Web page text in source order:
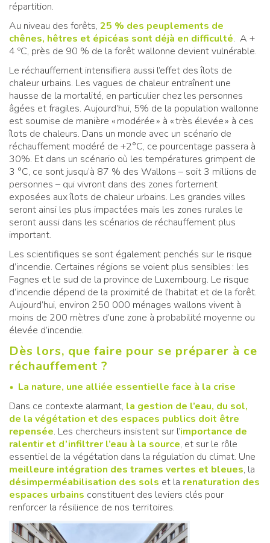
répartition.
Au niveau des forêts, 25 % des peuplements de
chênes, hêtres et épicéas sont déjà en difficulté. A +
4 ºC, près de 90 % de la forêt wallonne devient vulnérable.
Le réchauffement intensifiera aussi l’effet des îlots de
chaleur urbains. Les vagues de chaleur entraînent une
hausse de la mortalité, en particulier chez les personnes
âgées et fragiles. Aujourd’hui, 5% de la population wallonne
est soumise de manière « modérée » à « très élevée » à ces
îlots de chaleurs. Dans un monde avec un scénario de
réchauffement modéré de +2°C, ce pourcentage passera à
30%. Et dans un scénario où les températures grimpent de
3 °C, ce sont jusqu’à 87 % des Wallons – soit 3 millions de
personnes – qui vivront dans des zones fortement
exposées aux îlots de chaleur urbains. Les grandes villes
seront ainsi les plus impactées mais les zones rurales le
seront aussi dans les scénarios de réchauffement plus
important.
Les scientifiques se sont également penchés sur le risque
d’incendie. Certaines régions se voient plus sensibles : les
Fagnes et le sud de la province de Luxembourg. Le risque
d’incendie dépend de la proximité de l’habitat et de la forêt.
Aujourd’hui, environ 250 000 ménages wallons vivent à
moins de 200 mètres d’une zone à probabilité moyenne ou
élevée d’incendie.
Dès lors, que faire pour se préparer à ce
réchauffement ?
La nature, une alliée essentielle face à la crise
Dans ce contexte alarmant, la gestion de l’eau, du sol,
de la végétation et des espaces publics doit être
repensée. Les chercheurs insistent sur l’importance de
ralentir et d’infiltrer l’eau à la source, et sur le rôle
essentiel de la végétation dans la régulation du climat. Une
meilleure intégration des trames vertes et bleues, la
désimperméabilisation des sols et la renaturation des
espaces urbains constituent des leviers clés pour
renforcer la résilience de nos territoires.